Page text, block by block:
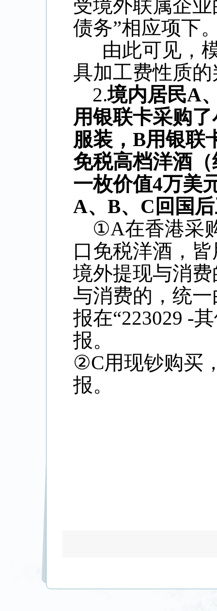
受境外联属企
债务”相应项下
由此可见，
具加工费性质
2.境内居民A
用银联卡采购
服装， B用银联
免税高档洋酒
一枚价值4万美
A、 B、 C 回国
①A在香港采
口免税洋酒，
境外提现与消
与消费的，统
报在“223029 -
报。
②C用现钞购买
报。